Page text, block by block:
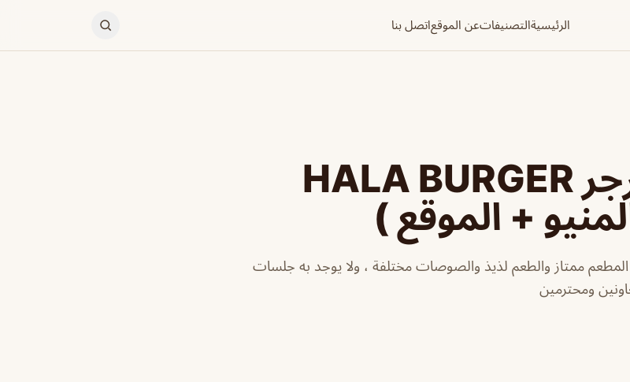
الرئيسيةالتصنيفاتعن الموقعاتصل بنا
مطعم هلا برجر HALA BURGER
+ الموقع )
مطعم هلا برجر HALA BURGER المطعم ممتاز والطعم لذيذ والصوصات مختلفة ، ولا يوجد به جلسات
ومحترمين